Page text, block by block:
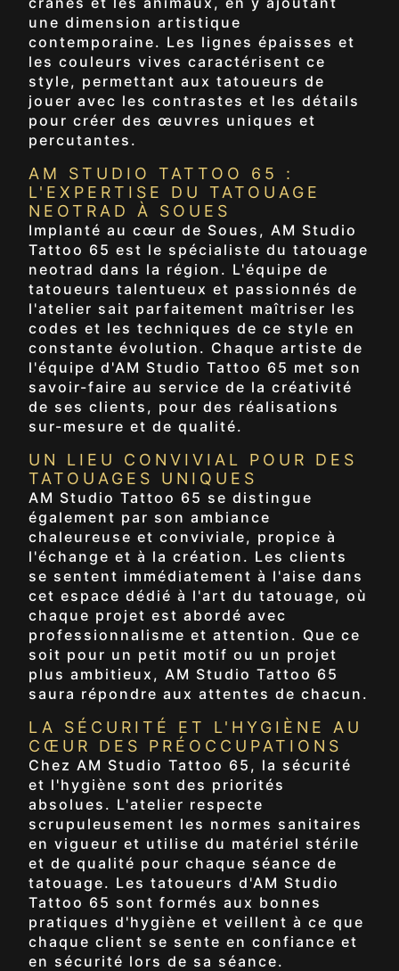
une dimension artistique
contemporaine. Les lignes épaisses et
les couleurs vives caractérisent ce
style, permettant aux tatoueurs de
jouer avec les contrastes et les détails
pour créer des œuvres uniques et
percutantes.
AM STUDIO TATTOO 65 :
L'EXPERTISE DU TATOUAGE
NEOTRAD À SOUES
Implanté au cœur de Soues, AM Studio
Tattoo 65 est le spécialiste du tatouage
neotrad dans la région. L'équipe de
tatoueurs talentueux et passionnés de
l'atelier sait parfaitement maîtriser les
codes et les techniques de ce style en
constante évolution. Chaque artiste de
l'équipe d'AM Studio Tattoo 65 met son
savoir-faire au service de la créativité
de ses clients, pour des réalisations
sur-mesure et de qualité.
UN LIEU CONVIVIAL POUR DES
TATOUAGES UNIQUES
AM Studio Tattoo 65 se distingue
également par son ambiance
chaleureuse et conviviale, propice à
l'échange et à la création. Les clients
se sentent immédiatement à l'aise dans
cet espace dédié à l'art du tatouage, où
chaque projet est abordé avec
professionnalisme et attention. Que ce
soit pour un petit motif ou un projet
plus ambitieux, AM Studio Tattoo 65
saura répondre aux attentes de chacun.
LA SÉCURITÉ ET L'HYGIÈNE AU
CŒUR DES PRÉOCCUPATIONS
Chez AM Studio Tattoo 65, la sécurité
et l'hygiène sont des priorités
absolues. L'atelier respecte
scrupuleusement les normes sanitaires
en vigueur et utilise du matériel stérile
et de qualité pour chaque séance de
tatouage. Les tatoueurs d'AM Studio
Tattoo 65 sont formés aux bonnes
pratiques d'hygiène et veillent à ce que
chaque client se sente en confiance et
en sécurité lors de sa séance.